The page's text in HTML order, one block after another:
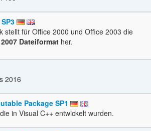
stellt für Office 2000 und Office 2003 die
Dateiformather.
2016
Package SP1
in Visual C++ entwickelt wurden.